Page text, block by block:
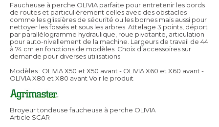
Faucheuse à perche OLIVIA parfaite pour entretenir les bords
de routes et particulièrement celles avec des obstacles
comme les glissières de sécurité ou les bornes mais aussi pour
nettoyer les fossés et sous les arbres. Attelage 3 points, déport
par parallélogramme hydraulique, roue pivotante, articulation
pour auto-nivellement de la machine. Largeurs de travail de 44
à 74 cm en fonctions de modèles. Choix d’accessoires sur
demande pour diverses utilisations.
Modèles : OLIVIA X50 et X50 avant - OLIVIA X60 et X60 avant -
OLIVIA X80 et X80 avant Voir le produit
Broyeur tondeuse faucheuse à perche OLIVIA
Article SCAR